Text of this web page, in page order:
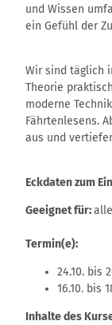
und Wissen
ein Gefühl der
Wir sind täglich
Theorie
moderne
Fährtenlesens.
aus und
Eckdaten zum
Geeignet für:
Termin(e):
24.10. bis
16.10. bis
Inhalte des